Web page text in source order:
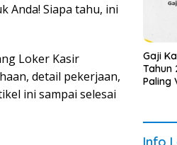
Anda! Siapa tahu, ini
Loker Kasir
detail pekerjaan,
ini sampai selesai
Gaji
Tahun
Paling